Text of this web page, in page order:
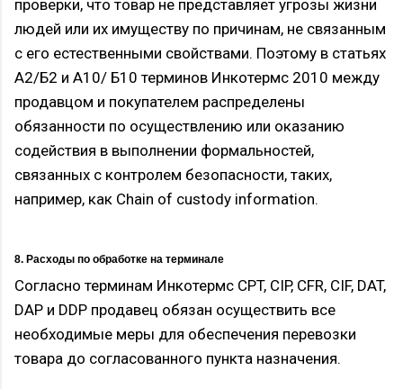
проверки, что товар не представляет угрозы жизни
людей или их имуществу по причинам, не связанным
с его естественными свойствами. Поэтому в статьях
А2/Б2 и А10/ Б10 терминов Инкотермс 2010 между
продавцом и покупателем распределены
обязанности по осуществлению или оказанию
содействия в выполнении формальностей,
связанных с контролем безопасности, таких,
например, как Сhain of custody information.
8. Расходы по обработке на терминале
Согласно терминам Инкотермс CPT, CIP, CFR, CIF, DAT,
DAP и DDP продавец обязан осуществить все
необходимые меры для обеспечения перевозки
товара до согласованного пункта назначения.